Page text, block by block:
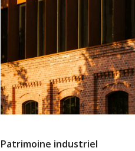
Patrimoine industriel